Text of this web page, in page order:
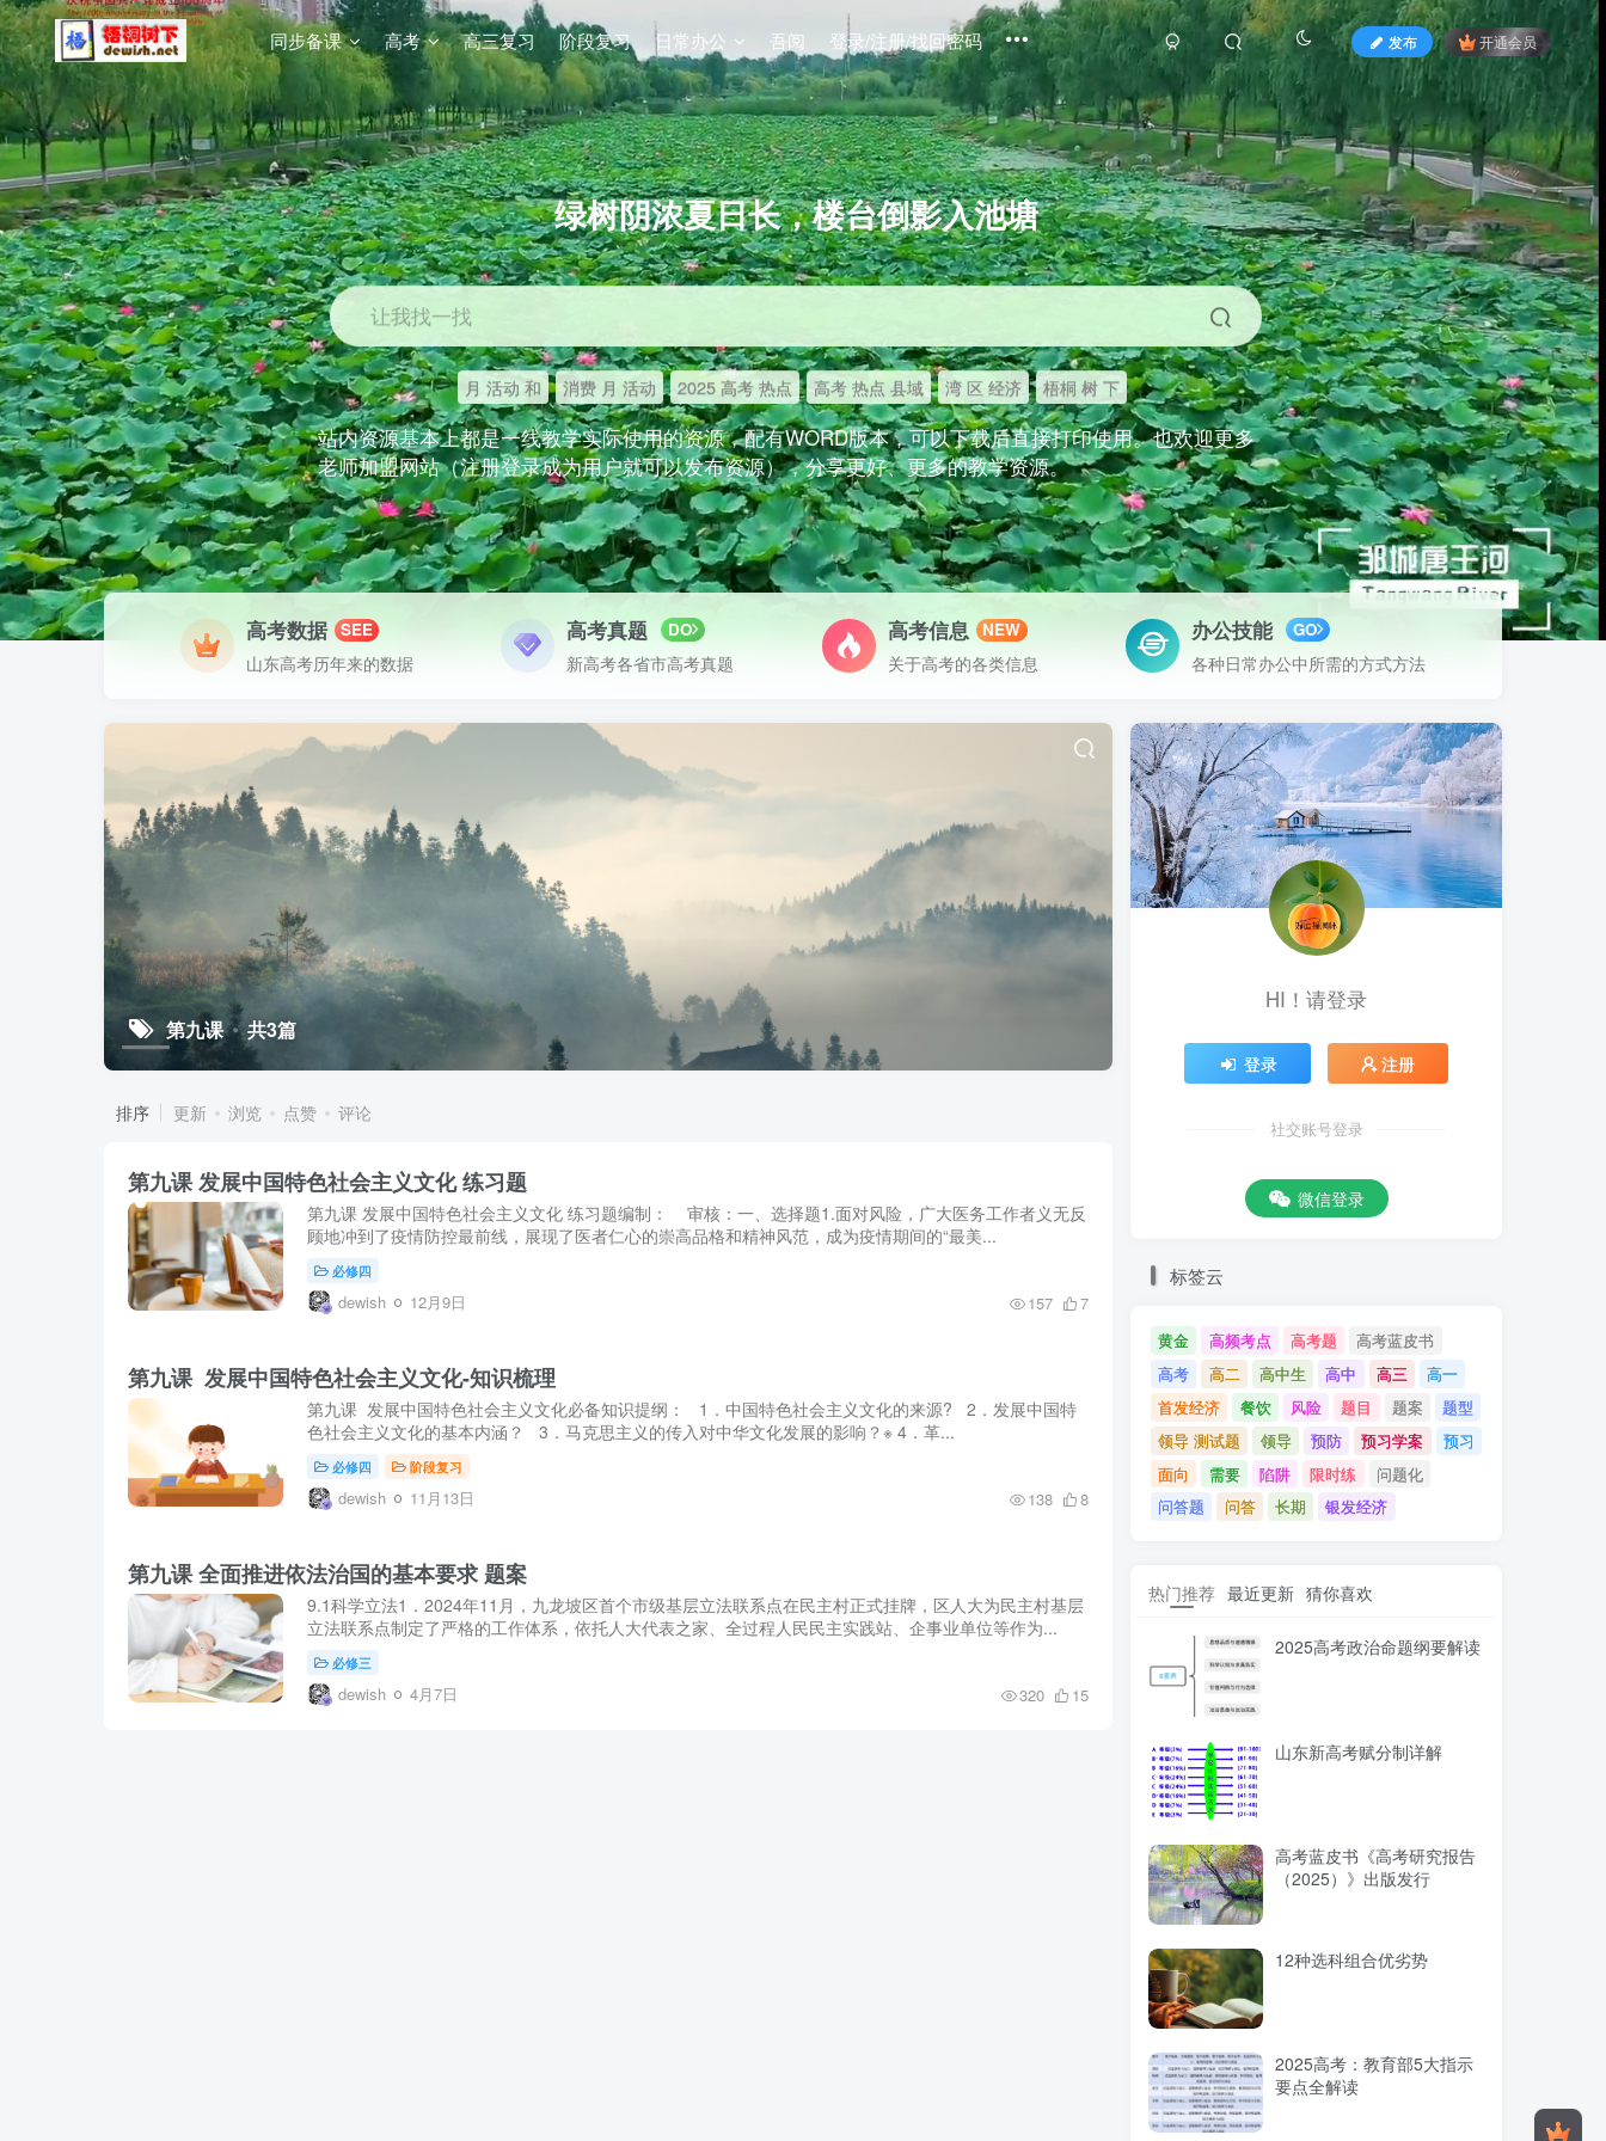
同步备课 高考 高三复习 阶段复习 日常办公 吾阅 登录/注册/找回密码 发布 开通会员
绿树阴浓夏日长，楼台倒影入池塘
让我找一找
月 活动 和 消费 月 活动 2025 高考 热点 高考 热点 县域 湾 区 经济 梧桐 树 下
站内资源基本上都是一线教学实际使用的资源，配有WORD版本，可以下载后直接打印使用。也欢迎更多
老师加盟网站（注册登录成为用户就可以发布资源），分享更好、更多的教学资源。
高考数据 SEE
山东高考历年来的数据
高考真题 DO
新高考各省市高考真题
高考信息 NEW
关于高考的各类信息
办公技能 GO
各种日常办公中所需的方式方法
第九课 共3篇
排序 更新 浏览 点赞 评论
第九课 发展中国特色社会主义文化 练习题
第九课 发展中国特色社会主义文化 练习题编制： 审核：一、选择题1.面对风险，广大医务工作者义无反
顾地冲到了疫情防控最前线，展现了医者仁心的崇高品格和精神风范，成为疫情期间的“最美...
必修四
dewish 12月9日 157 7
第九课 发展中国特色社会主义文化-知识梳理
第九课 发展中国特色社会主义文化必备知识提纲： 1．中国特色社会主义文化的来源? 2．发展中国特
色社会主义文化的基本内涵？ 3．马克思主义的传入对中华文化发展的影响？※ 4．革...
必修四 阶段复习
dewish 11月13日 138 8
第九课 全面推进依法治国的基本要求 题案
9.1科学立法1．2024年11月，九龙坡区首个市级基层立法联系点在民主村正式挂牌，区人大为民主村基层
立法联系点制定了严格的工作体系，依托人大代表之家、全过程人民民主实践站、企事业单位等作为...
必修三
dewish 4月7日 320 15
HI！请登录
登录 注册
社交账号登录
微信登录
标签云
黄金 高频考点 高考题
高考蓝皮书
高考
高二 高中生 高中 高三
高一
首发经济
餐饮 风险 题目 题案
题型
领导 测试题
领导 预防 预习学案
预习
面向
需要 陷阱 限时练
问题化
问答题
问答 长期 银发经济
热门推荐 最近更新 猜你喜欢
2025高考政治命题纲要解读
山东新高考赋分制详解
高考蓝皮书《高考研究报告
（2025）》出版发行
12种选科组合优劣势
2025高考：教育部5大指示
要点全解读